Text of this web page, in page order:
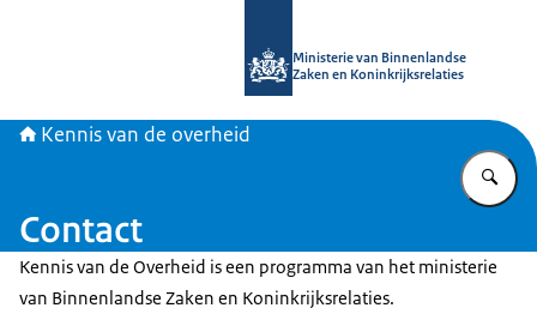
Ministerie van Binnenlandse
Zaken en Koninkrijksrelaties
Kennis van de overheid
Contact
Kennis van de Overheid is een programma van het ministerie
van Binnenlandse Zaken en Koninkrijksrelaties.